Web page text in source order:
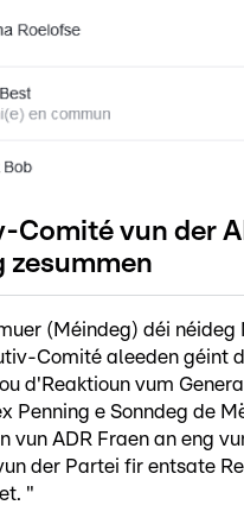
Comité vun der
zesummen
(Méindeg) déi néideg
Comité aleeden géint
d'Reaktioun vum
Penning e Sonndeg de
vun ADR Fraen an eng
der Partei fir entsate
"